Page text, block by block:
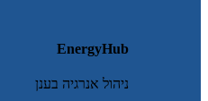
EnergyHub
ניהול אנרגיה בענן